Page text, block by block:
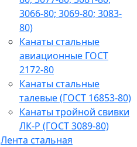
3066-80; 3069-80; 3083-
80)
Канаты стальные
авиационные ГОСТ
2172-80
Канаты стальные
талевые (ГОСТ 16853-80)
Канаты тройной свивки
ЛК-Р (ГОСТ 3089-80)
Лента стальная